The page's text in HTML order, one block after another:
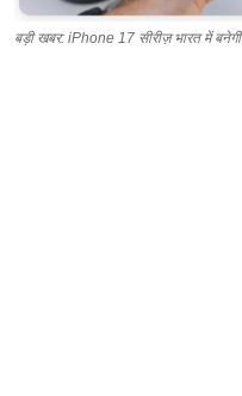
बड़ी खबर: iPhone 17 सीरीज़ भारत में बनेगी